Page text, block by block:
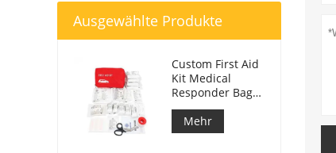
Ausgewählte Produkte
Custom First Aid
Kit Medical
Responder Bag
für Auto
Mehr